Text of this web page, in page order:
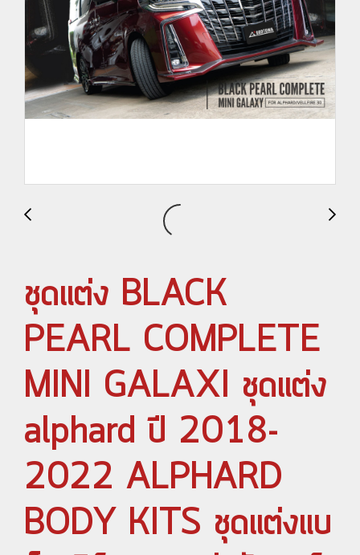
ชุดแต่ง BLACK
PEARL COMPLETE
MINI GALAXI ชุดแต่ง
alphard ปี 2018-
2022 ALPHARD
BODY KITS ชุดแต่งแบ